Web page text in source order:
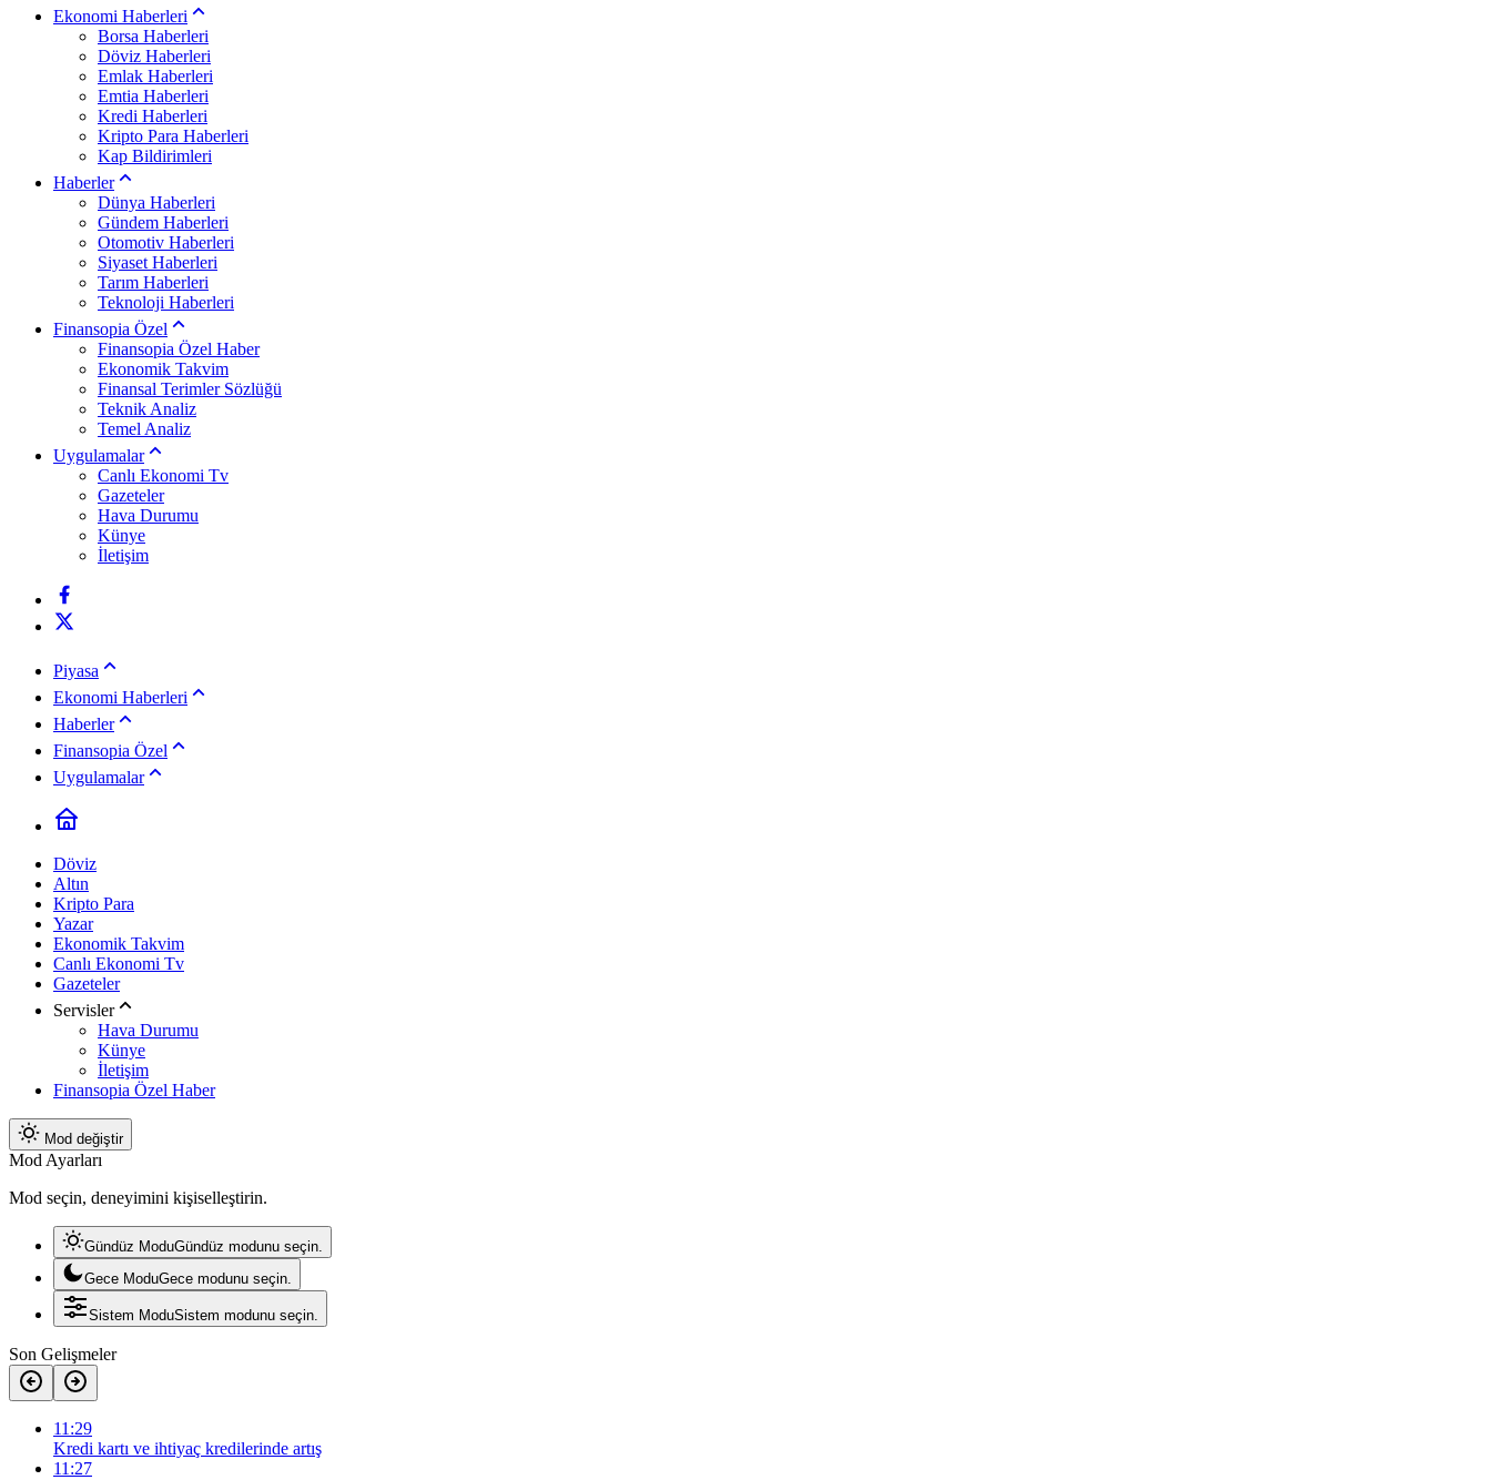
Ekonomi Haberleri
Borsa Haberleri
Döviz Haberleri
Emlak Haberleri
Emtia Haberleri
Kredi Haberleri
Kripto Para Haberleri
Kap Bildirimleri
Haberler
Dünya Haberleri
Gündem Haberleri
Otomotiv Haberleri
Siyaset Haberleri
Tarım Haberleri
Teknoloji Haberleri
Finansopia Özel
Finansopia Özel Haber
Ekonomik Takvim
Finansal Terimler Sözlüğü
Teknik Analiz
Temel Analiz
Uygulamalar
Canlı Ekonomi Tv
Gazeteler
Hava Durumu
Künye
İletişim
Piyasa
Ekonomi Haberleri
Haberler
Finansopia Özel
Uygulamalar
Döviz
Altın
Kripto Para
Yazar
Ekonomik Takvim
Canlı Ekonomi Tv
Gazeteler
Servisler
Hava Durumu
Künye
İletişim
Finansopia Özel Haber
Mod değiştir
Mod Ayarları
Mod seçin, deneyimini kişiselleştirin.
Gündüz ModuGündüz modunu seçin.
Gece ModuGece modunu seçin.
Sistem ModuSistem modunu seçin.
Son Gelişmeler
11:29
Kredi kartı ve ihtiyaç kredilerinde artış
11:27